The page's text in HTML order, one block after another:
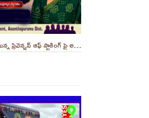
మహిళలు, విద్యార్తినిలు ఎదుర్కొంటున్న ప్రివెన్షన్ ఆఫ్ స్టాకింగ్ పై అవగాహన సదస్సు.. - ||YES 9TV